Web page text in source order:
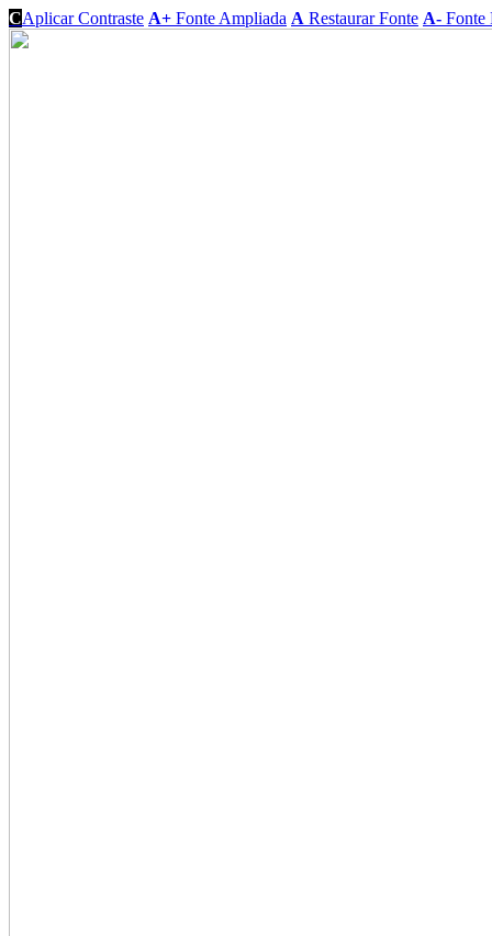
CAplicar Contraste A+ Fonte Ampliada A Restaurar Fonte A- Fonte